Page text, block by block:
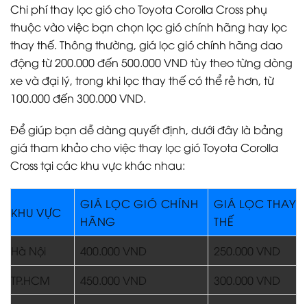
Chi phí thay lọc gió cho Toyota Corolla Cross phụ
thuộc vào việc bạn chọn lọc gió chính hãng hay lọc
thay thế. Thông thường, giá lọc gió chính hãng dao
động từ 200.000 đến 500.000 VND tùy theo từng dòng
xe và đại lý, trong khi lọc thay thế có thể rẻ hơn, từ
100.000 đến 300.000 VND.
Để giúp bạn dễ dàng quyết định, dưới đây là bảng
giá tham khảo cho việc thay lọc gió Toyota Corolla
Cross tại các khu vực khác nhau:
KHU VỰC
GIÁ LỌC GIÓ CHÍNH
HÃNG
GIÁ LỌC THAY
THẾ
Hà Nội
400.000 VND
250.000 VND
TP.HCM
450.000 VND
300.000 VND